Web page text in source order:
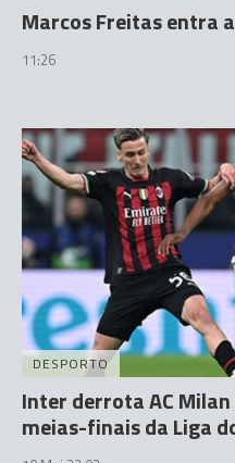
Marcos Freitas entra
11:26
DESPORTO
Inter derrota AC
meias-finais da Liga